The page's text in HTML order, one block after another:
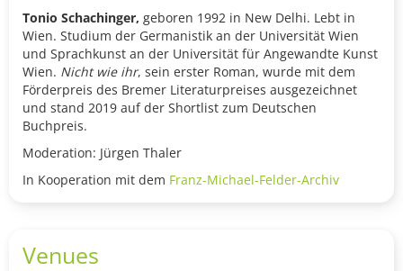
Tonio Schachinger, geboren 1992 in New Delhi. Lebt in
Wien. Studium der Germanistik an der Universität Wien
und Sprachkunst an der Universität für Angewandte Kunst
Wien. Nicht wie ihr, sein erster Roman, wurde mit dem
Förderpreis des Bremer Literaturpreises ausgezeichnet
und stand 2019 auf der Shortlist zum Deutschen
Buchpreis.
Moderation: Jürgen Thaler
In Kooperation mit dem Franz-Michael-Felder-Archiv
Venues